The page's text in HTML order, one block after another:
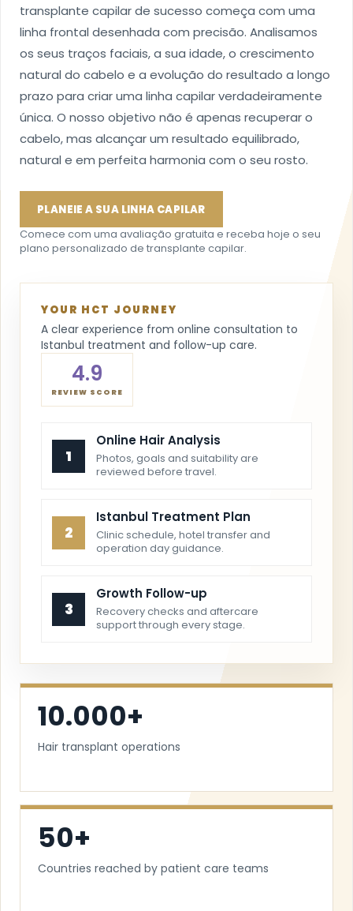
transplante capilar de sucesso começa com uma
linha frontal desenhada com precisão. Analisamos
os seus traços faciais, a sua idade, o crescimento
natural do cabelo e a evolução do resultado a longo
prazo para criar uma linha capilar verdadeiramente
única. O nosso objetivo não é apenas recuperar o
cabelo, mas alcançar um resultado equilibrado,
natural e em perfeita harmonia com o seu rosto.
PLANEIE A SUA LINHA CAPILAR
Comece com uma avaliação gratuita e receba hoje o seu
plano personalizado de transplante capilar.
YOUR HCT JOURNEY
A clear experience from online consultation to
Istanbul treatment and follow-up care.
4.9
REVIEW SCORE
1
Online Hair Analysis
Photos, goals and suitability are
reviewed before travel.
2
Istanbul Treatment Plan
Clinic schedule, hotel transfer and
operation day guidance.
3
Growth Follow-up
Recovery checks and aftercare
support through every stage.
10.000+
Hair transplant operations
50+
Countries reached by patient care teams